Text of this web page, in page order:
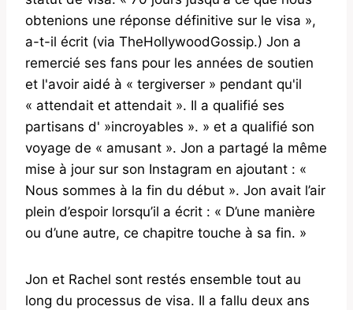
obtenions une réponse définitive sur le visa »,
a-t-il écrit (via TheHollywoodGossip.) Jon a
remercié ses fans pour les années de soutien
et l'avoir aidé à « tergiverser » pendant qu'il
« attendait et attendait ». Il a qualifié ses
partisans d' »incroyables ». » et a qualifié son
voyage de « amusant ». Jon a partagé la même
mise à jour sur son Instagram en ajoutant : «
Nous sommes à la fin du début ». Jon avait l’air
plein d’espoir lorsqu’il a écrit : « D’une manière
ou d’une autre, ce chapitre touche à sa fin. »
Jon et Rachel sont restés ensemble tout au
long du processus de visa. Il a fallu deux ans